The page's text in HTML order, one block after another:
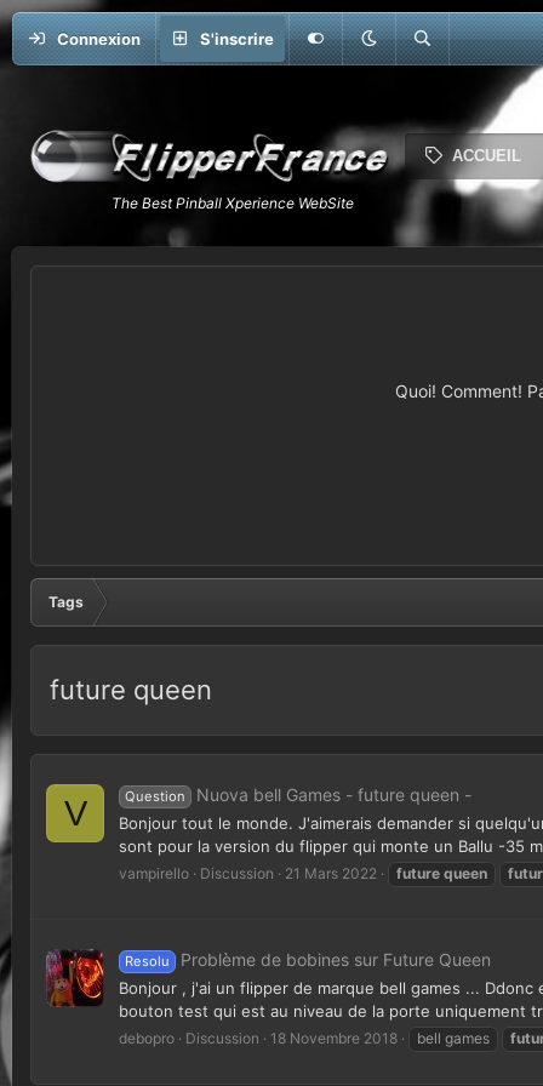
Connexion S'inscrire
ACCUEIL
Quoi! Comment!
Tags
future queen
V Question Nuova bell Games - future queen -
Bonjour tout le monde. J'aimerais demander si
sont pour la version du flipper qui monte un Ballu -35
vampirello Discussion 21 Mars 2022 future queen
Resolu Problème de bobines sur Future Queen
Bonjour , j'ai un flipper de marque bell games ...
bouton test qui est au niveau de la porte uniquement
debopro Discussion 18 Novembre 2018 bell games